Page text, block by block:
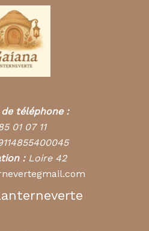
téléphone :
01 07 11
:Loire 42